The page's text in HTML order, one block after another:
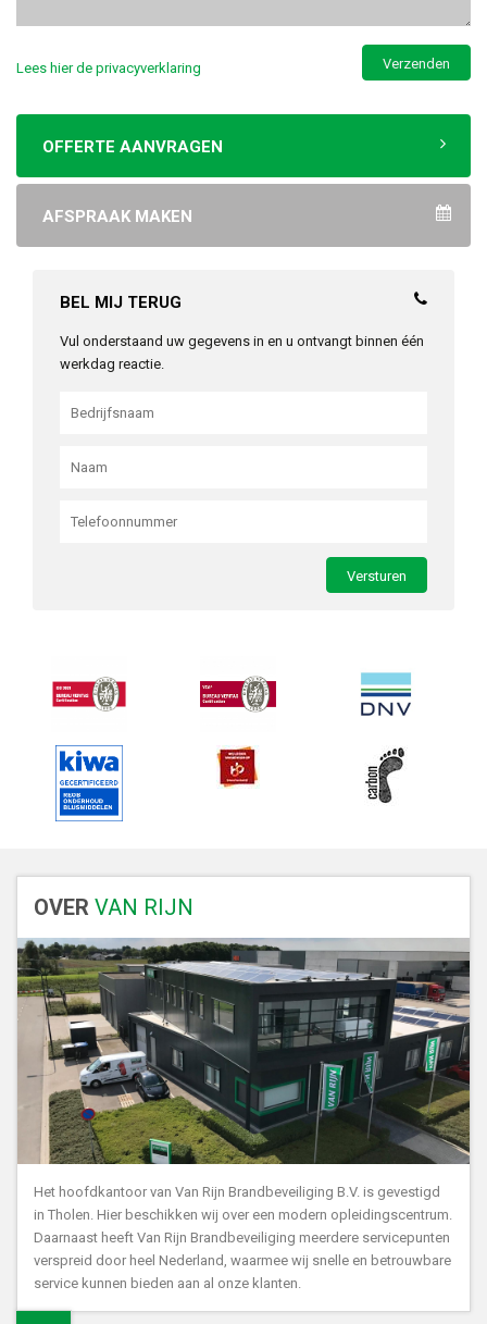
Lees hier de privacyverklaring
OFFERTE AANVRAGEN
AFSPRAAK MAKEN
BEL MIJ TERUG
Vul onderstaand uw gegevens in en u ontvangt binnen één
werkdag reactie.
OVER VAN RIJN
Het hoofdkantoor van Van Rijn Brandbeveiliging B.V. is gevestigd
in Tholen. Hier beschikken wij over een modern opleidingscentrum.
Daarnaast heeft Van Rijn Brandbeveiliging meerdere servicepunten
verspreid door heel Nederland, waarmee wij snelle en betrouwbare
service kunnen bieden aan al onze klanten.